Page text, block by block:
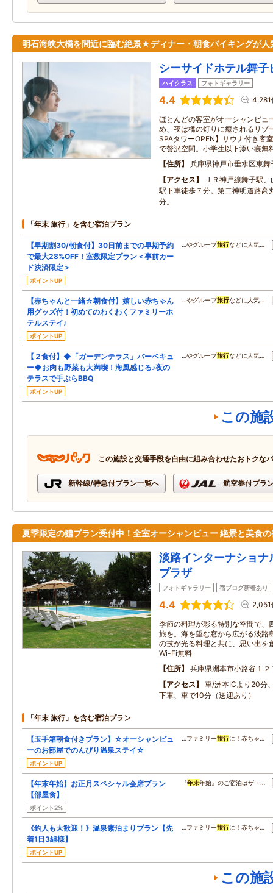
明石海峡大橋を間近に臨む絶景★ディナー・朝食バイキングが人
シーサイドホテル舞子
ハイクラス フォトギャラリー
4.4 4,281
ほとんどの客室がオーシャンビュ
め、夜は橋の灯りに癒されるリゾ
SPAタワーOPEN】サウナ付き客
で贅沢空間。小学生以下添い寝無
住所
兵庫県神戸市垂水区東
アクセス
ＪＲ神戸線舞子駅
駅下車徒歩７分。第二神明道路高
分。
「年末 旅行」を含む宿泊プラン
【早期割30/朝食付】30日前までの早期予約
で最大28%OFF！室数限定プラン＜事前カー
ド決済限定＞
ポイントUP
…やグループ旅行などに人気…
【赤ちゃんと一緒☆朝食付】嬉しい赤ちゃん
用グッズ付！初めてのわくわくファミリーホ
テルステイ♪
ポイントUP
…やグループ旅行などに人気…
【２食付】◆「ガーデンテラス」バーベキュ
ー◆お肉も野菜も大満喫！海風感じる♪夜の
テラスで手ぶらBBQ
ポイントUP
…やグループ旅行などに人気…
この施
この施設と交通手段を自由に組み合わせたおトクな
新幹線/特急付プラン一覧へ 航空券付プラ
夏季限定の鱧プラン受付中！全室オーシャンビュー 絶景と美食の
淡路インターナショナ
プラザ
フォトギャラリー 宿ブログ新着あり
4.4 2,051
季節の料理が彩る特別な空間で、
旅を。海を望む窓から広がる淡路
の技が光る料理と共に、思い出を
Wi-Fi無料
住所
兵庫県洲本市小路谷１２
アクセス
車/洲本ICより20分
下車、車で10分（送迎あり）
「年末 旅行」を含む宿泊プラン
【玉手箱朝食付きプラン】☆オーシャンビュ
ーのお部屋でのんびり温泉ステイ☆
ポイントUP
…ファミリー旅行に！赤ちゃ…
【年末年始】お正月スペシャル会席プラン
【部屋食】
ポイント2%
『年末年始』のご宿泊はザ・…
《釣人も大歓迎！》温泉素泊まりプラン【先
着1日3組様】
ポイントUP
…ファミリー旅行に！赤ちゃ…
この施